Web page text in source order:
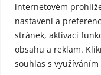
internetovém
nastavení a
stránek, aktivaci
obsahu a reklam.
souhlas s využíváním
Pro média
Kontakt
Tiskové zprávy